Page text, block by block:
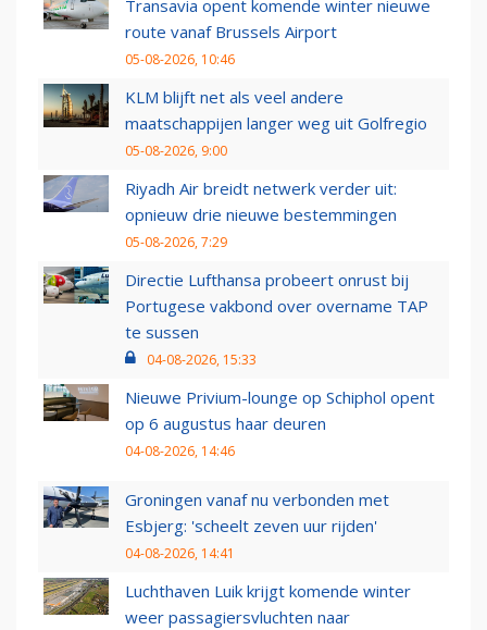
Transavia opent komende winter nieuwe
route vanaf Brussels Airport
05-08-2026, 10:46
KLM blijft net als veel andere
maatschappijen langer weg uit Golfregio
05-08-2026, 9:00
Riyadh Air breidt netwerk verder uit:
opnieuw drie nieuwe bestemmingen
05-08-2026, 7:29
Directie Lufthansa probeert onrust bij
Portugese vakbond over overname TAP
te sussen
04-08-2026, 15:33
Nieuwe Privium-lounge op Schiphol opent
op 6 augustus haar deuren
04-08-2026, 14:46
Groningen vanaf nu verbonden met
Esbjerg: 'scheelt zeven uur rijden'
04-08-2026, 14:41
Luchthaven Luik krijgt komende winter
weer passagiersvluchten naar